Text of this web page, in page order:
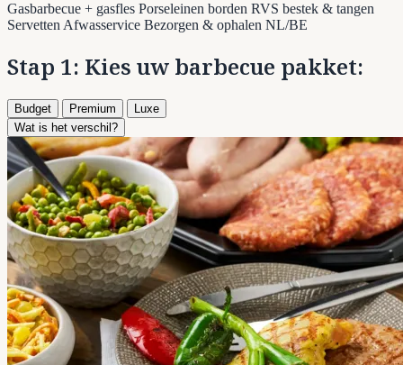
Gasbarbecue + gasfles Porseleinen borden RVS bestek & tangen
ServettenAfwasservice Bezorgen & ophalen NL/BE
Stap 1: Kies uw barbecue pakket:
Budget Premium
Luxe
Wat is het verschil?